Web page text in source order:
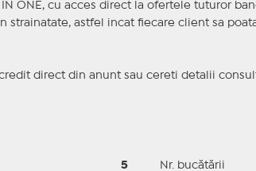
ONE, cu acces direct la ofertele tuturor
strainatate, astfel incat fiecare client sa
direct din anunt sau cereti detalii
5 Nr. bucătării